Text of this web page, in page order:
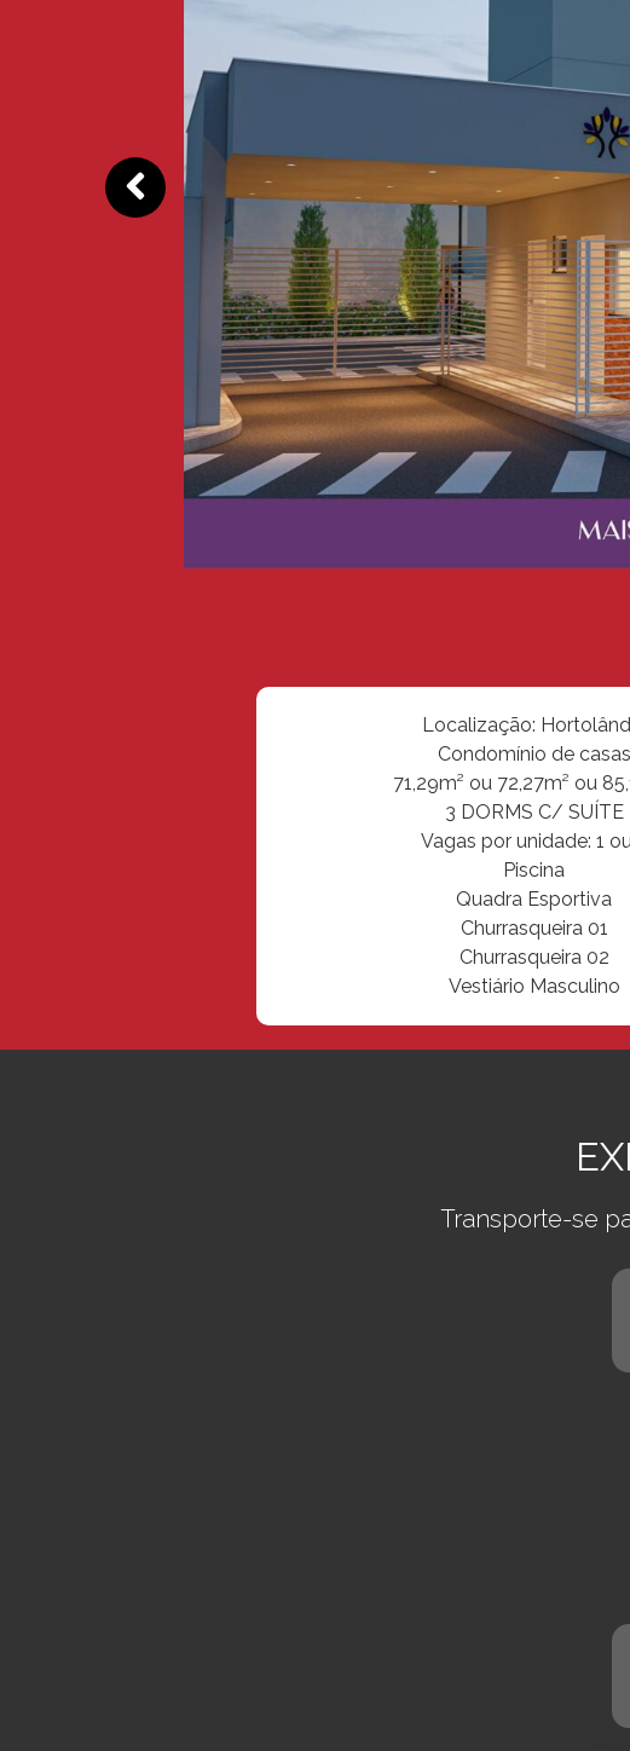
Localização:
Condomínio de casas
71,29m² ou 72,27m² ou
3 DORMS C/ SUÍTE
Vagas por unidade: 1
Piscina
Quadra Esportiva
Churrasqueira 01
Churrasqueira 02
Vestiário Masculino
Transporte-se